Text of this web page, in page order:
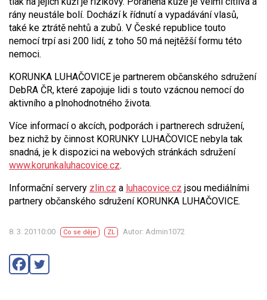
rány neustále bolí. Dochází k řídnutí a vypadávání vlasů,
také ke ztrátě nehtů a zubů. V České republice touto
nemocí trpí asi 200 lidí, z toho 50 má nejtěžší formu této
nemoci.
KORUNKA LUHAČOVICE je partnerem občanského sdružení
DebRA ČR, které zapojuje lidi s touto vzácnou nemocí do
aktivního a plnohodnotného života.
Více informací o akcích, podporách i partnerech sdružení,
bez nichž by činnost KORUNKY LUHAČOVICE nebyla tak
snadná, je k dispozici na webových stránkách sdružení
www.korunkaluhacovice.cz.
Informační servery zlin.cz a luhacovice.cz jsou mediálními
partnery občanského sdružení KORUNKA LUHAČOVICE.
8. 3. 20110:00 Co se děje ZL Autor: Admin1072